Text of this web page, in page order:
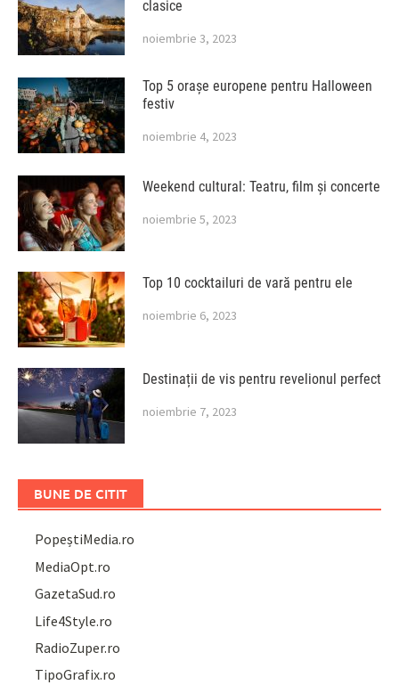
clasice
noiembrie 3, 2023
Top 5 orașe europene pentru Halloween
festiv
noiembrie 4, 2023
Weekend cultural: Teatru, film și concerte
noiembrie 5, 2023
Top 10 cocktailuri de vară pentru ele
noiembrie 6, 2023
Destinații de vis pentru revelionul perfect
noiembrie 7, 2023
BUNE DE CITIT
PopeștiMedia.ro
MediaOpt.ro
GazetaSud.ro
Life4Style.ro
RadioZuper.ro
TipoGrafix.ro